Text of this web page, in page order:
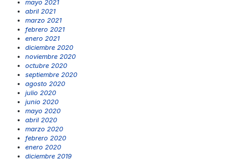
mayo 2021
abril 2021
marzo 2021
febrero 2021
enero 2021
diciembre 2020
noviembre 2020
octubre 2020
septiembre 2020
agosto 2020
julio 2020
junio 2020
mayo 2020
abril 2020
marzo 2020
febrero 2020
enero 2020
diciembre 2019